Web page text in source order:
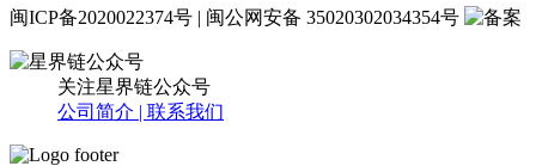
闽ICP备2020022374号 | 闽公网安备 35020302034354号
关注星界链公众号
公司简介 | 联系我们